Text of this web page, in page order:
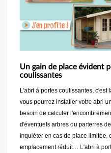
Un gain de place évident
coulissantes
L'abri à portes coulissantes,
vous pourrez installer votre abri
besoin de calculer
d'éventuels arbres ou parterres
inquiéter en cas de place limitée,
emplacement réduit… L'abri à